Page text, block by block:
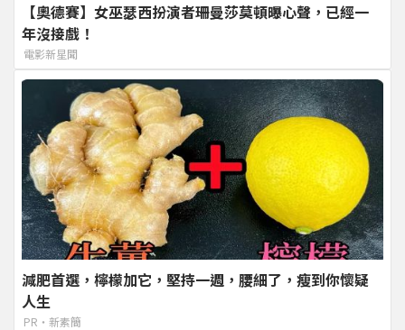
【奧德賽】女巫瑟西扮演者珊曼莎莫頓曝心聲，已經一
年沒接戲！
電影新星聞
減肥首選，檸檬加它，堅持一週，腰細了，瘦到你懷疑
人生
PR・新素簡